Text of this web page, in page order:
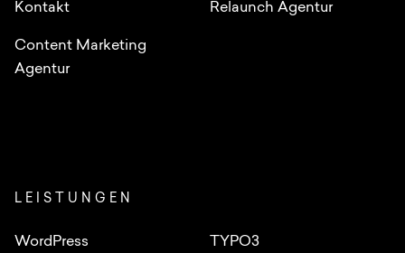
LEISTUNGEN
WordPress TYPO3
Kontakt Relaunch Agentur
Content Marketing
Agentur